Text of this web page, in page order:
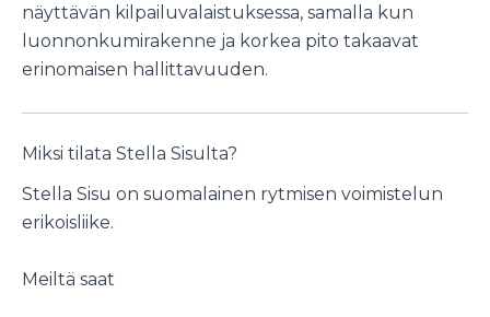
näyttävän kilpailuvalaistuksessa, samalla kun
luonnonkumirakenne ja korkea pito takaavat
erinomaisen hallittavuuden.
Miksi tilata Stella Sisulta?
Stella Sisu on suomalainen rytmisen voimistelun
erikoisliike.
Meiltä saat